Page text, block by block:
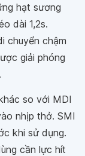
hạt sương
dài 1,2s.
chuyển chậm
giải phóng
so với MDI
nhịp thở. SMI
khi sử dụng.
cần lực hít